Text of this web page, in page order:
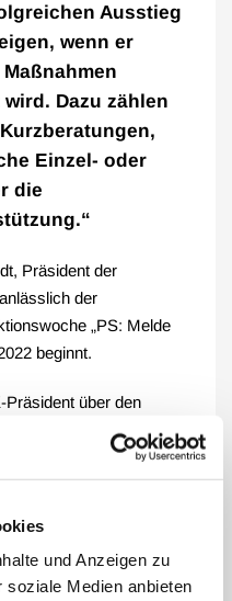
und Anzeigen zu
soziale Medien anbieten
Ausstieg
wenn er
Dazu zählen
Einzel- oder
die
Präsident der
der
„PS: Melde
beginnt.
über den
hervorgeht, stieg die